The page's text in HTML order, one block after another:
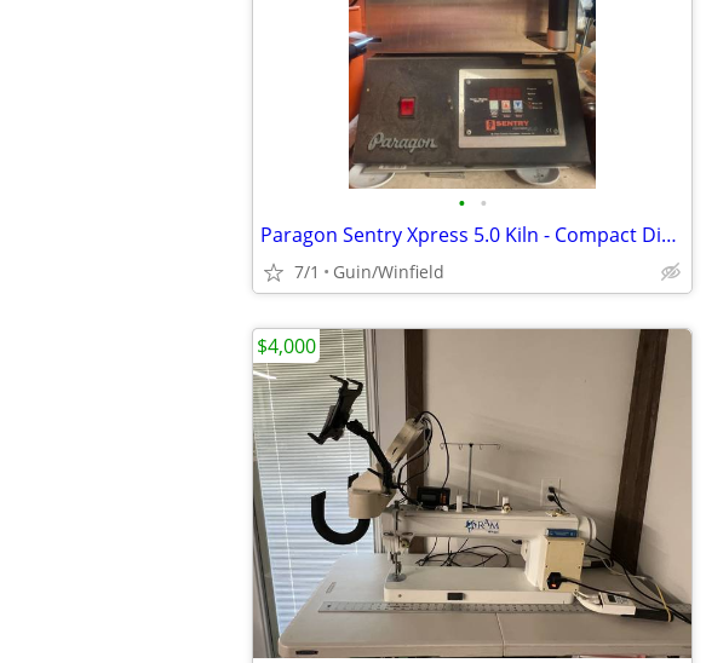
• •
Paragon Sentry Xpress 5.0 Kiln - Compact Digital Jewelry / PMC / Small
7/1 Guin/Winfield
$4,000